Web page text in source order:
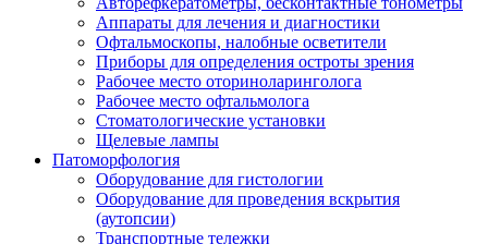
Аппараты для лечения и диагностики
Офтальмоскопы, налобные осветители
Приборы для определения остроты зрения
Рабочее место оториноларинголога
Рабочее место офтальмолога
Стоматологические установки
Щелевые лампы
Патоморфология
Оборудование для гистологии
Оборудование для проведения вскрытия
(аутопсии)
Транспортные тележки